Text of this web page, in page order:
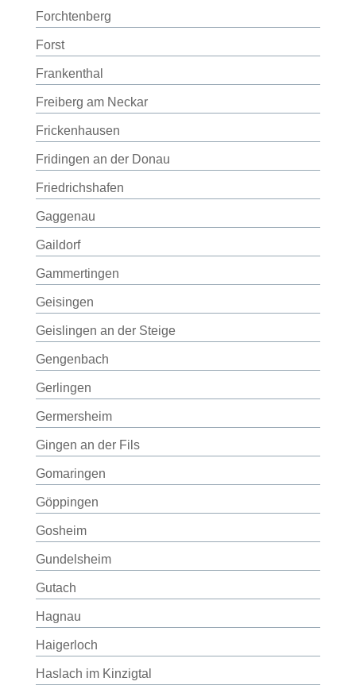
Forchtenberg
Forst
Frankenthal
Freiberg am Neckar
Frickenhausen
Fridingen an der Donau
Friedrichshafen
Gaggenau
Gaildorf
Gammertingen
Geisingen
Geislingen an der Steige
Gengenbach
Gerlingen
Germersheim
Gingen an der Fils
Gomaringen
Göppingen
Gosheim
Gundelsheim
Gutach
Hagnau
Haigerloch
Haslach im Kinzigtal